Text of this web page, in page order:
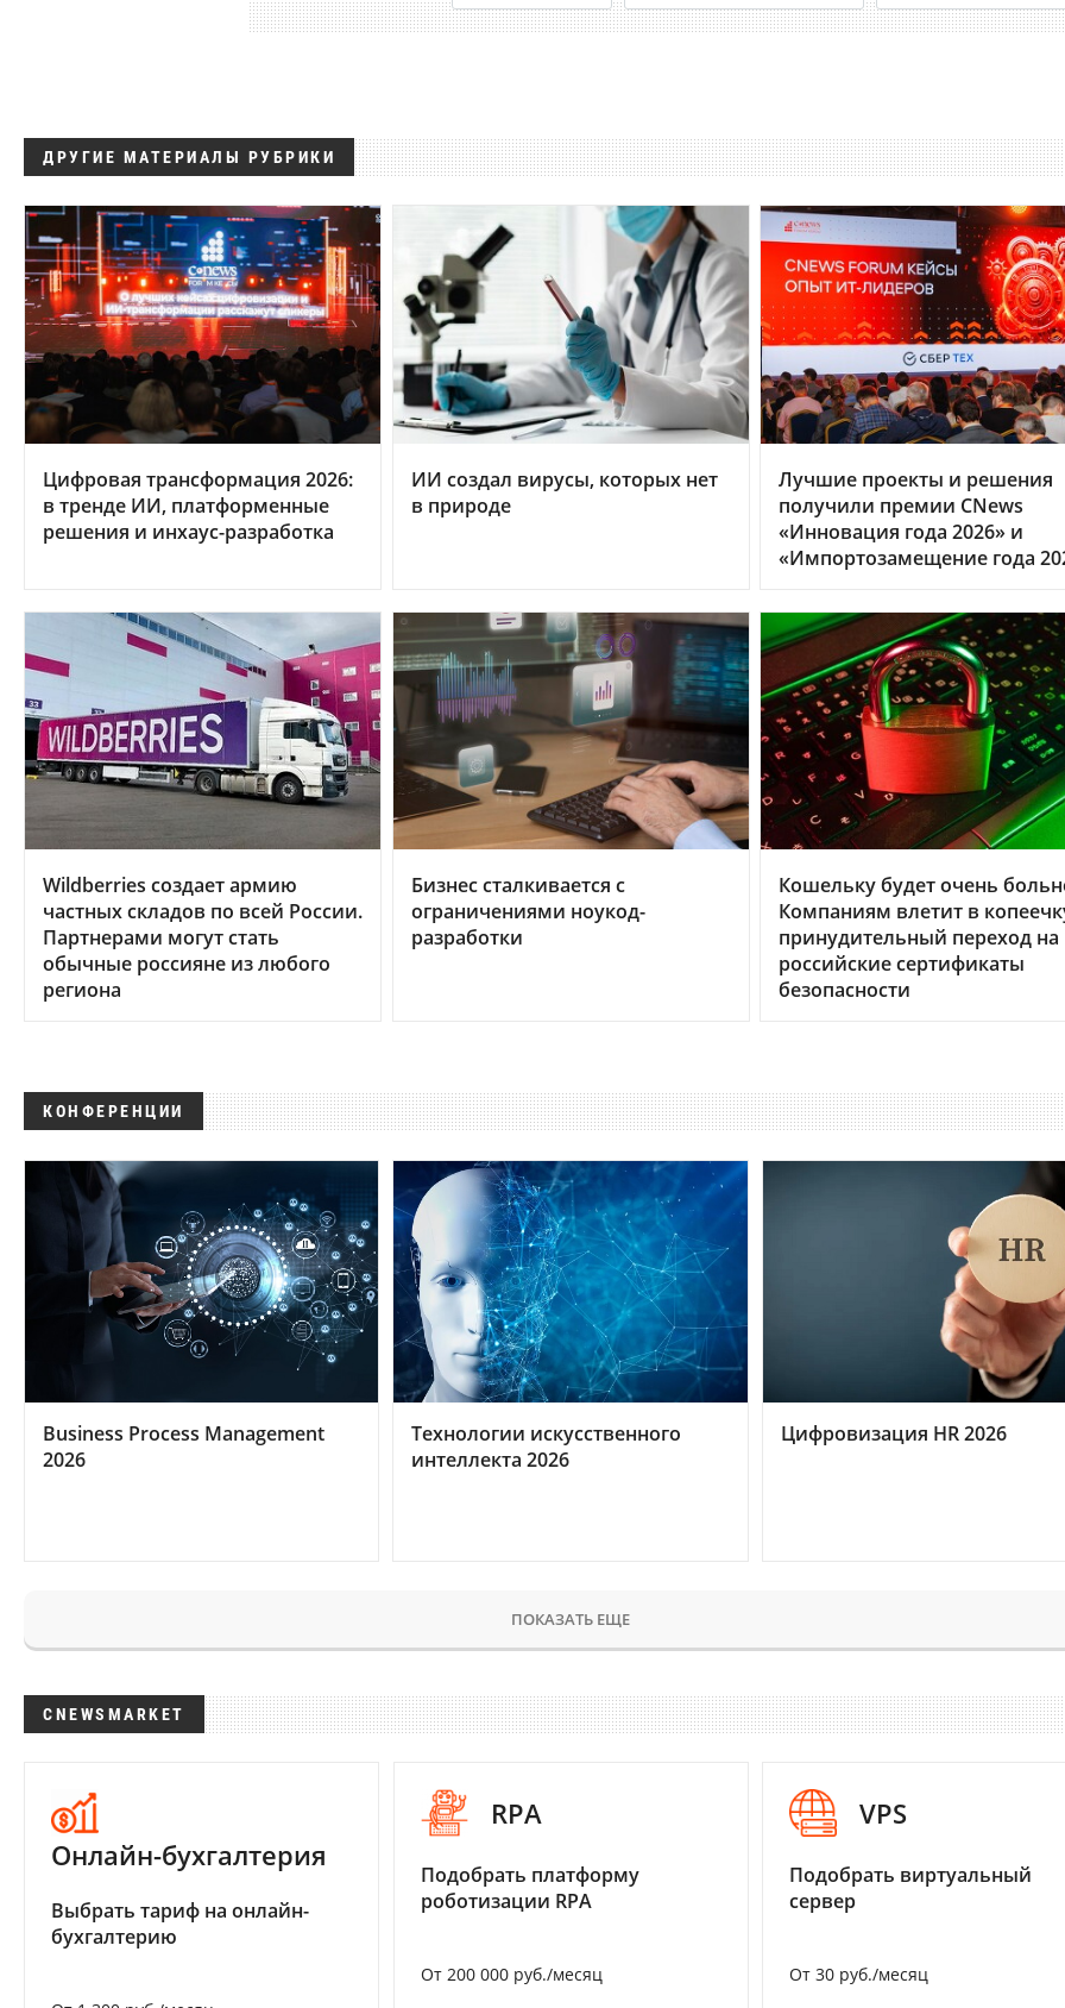
ДРУГИЕ МАТЕРИАЛЫ РУБРИКИ
Цифровая трансформация 2026:
в тренде ИИ, платформенные
решения и инхаус-разработка
ИИ создал вирусы, которых нет
в природе
Лучшие проекты и решения
получили премии CNews
«Инновация года 2026» и
«Импортозамещение года
Wildberries создает армию
частных складов по всей России.
Партнерами могут стать
обычные россияне из любого
региона
Бизнес сталкивается с
ограничениями ноукод-
разработки
Кошельку будет очень
Компаниям влетит в
принудительный переход на
российские сертификаты
безопасности
КОНФЕРЕНЦИИ
Business Process Management
2026
Технологии искусственного
интеллекта 2026
Цифровизация HR 2026
ПОКАЗАТЬ ЕЩЕ
CNEWSMARKET
Онлайн-бухгалтерия
Выбрать тариф на онлайн-
бухгалтерию
RPA
Подобрать платформу
роботизации RPA
От 200 000 руб./месяц
VPS
Подобрать виртуальный
сервер
От 30 руб./месяц